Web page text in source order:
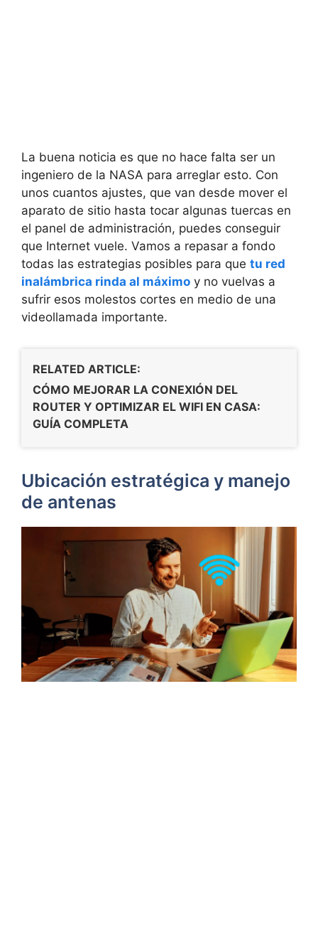
La buena noticia es que no hace falta ser un
ingeniero de la NASA para arreglar esto. Con
unos cuantos ajustes, que van desde mover el
aparato de sitio hasta tocar algunas tuercas en
el panel de administración, puedes conseguir
que Internet vuele. Vamos a repasar a fondo
todas las estrategias posibles para que tu red
inalámbrica rinda al máximo y no vuelvas a
sufrir esos molestos cortes en medio de una
videollamada importante.
RELATED ARTICLE:
CÓMO MEJORAR LA CONEXIÓN DEL
ROUTER Y OPTIMIZAR EL WIFI EN CASA:
GUÍA COMPLETA
Ubicación estratégica y manejo
de antenas